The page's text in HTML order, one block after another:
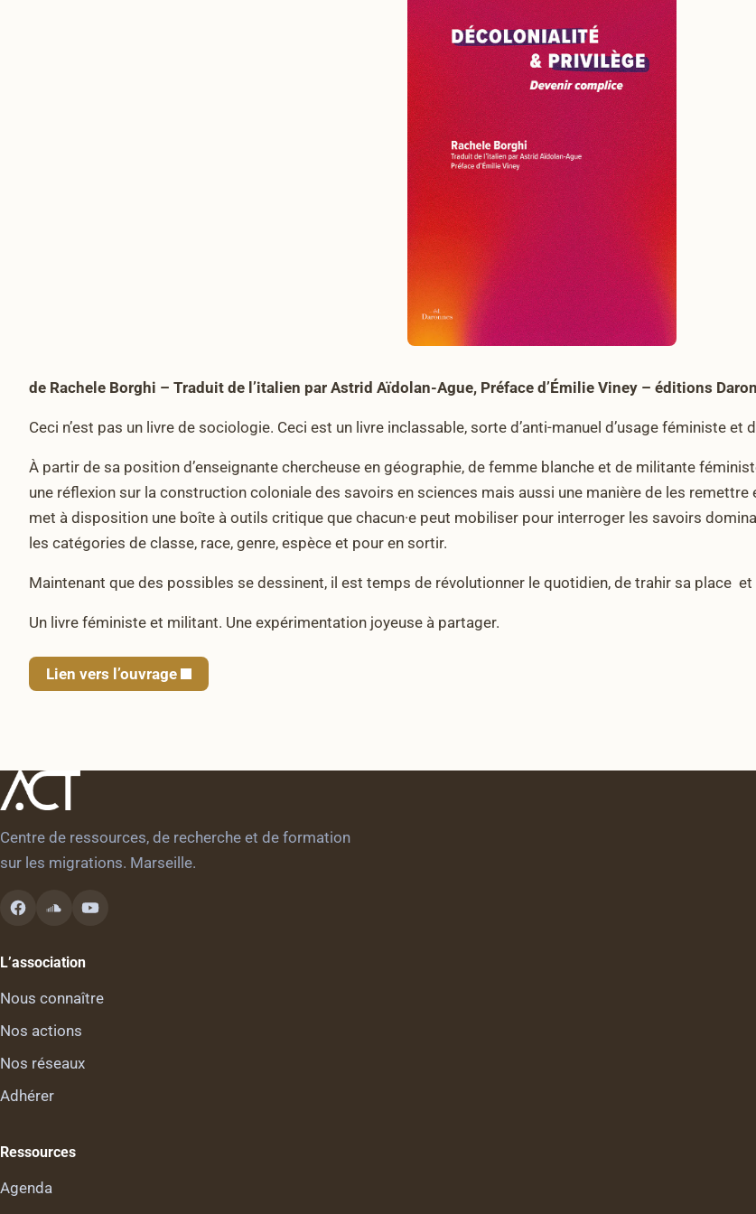
de Rachele Borghi – Traduit de l’italien par Astrid Aïdolan-Ague, Préface d’Émilie Viney – éditions
Ceci n’est pas un livre de sociologie. Ceci est un livre inclassable, sorte d’anti-manuel d’usage féministe et
À partir de sa position d’enseignante chercheuse en géographie, de femme blanche et de militante
une réflexion sur la construction coloniale des savoirs en sciences mais aussi une manière de les
met à disposition une boîte à outils critique que chacun·e peut mobiliser pour interroger les savoirs
les catégories de classe, race, genre, espèce et pour en sortir.
Maintenant que des possibles se dessinent, il est temps de révolutionner le quotidien, de trahir sa place
Un livre féministe et militant. Une expérimentation joyeuse à partager.
Lien vers l’ouvrage
Centre de ressources, de recherche et de formation
sur les migrations. Marseille.
L’association
Nous connaître
Nos actions
Nos réseaux
Adhérer
Ressources
Agenda